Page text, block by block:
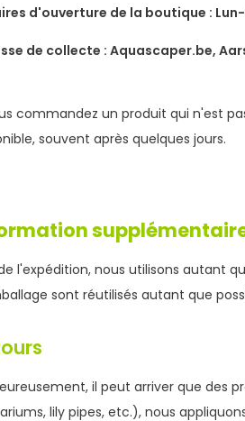
d'ouverture de la boutique :
de collecte : Aquascaper.be,
commandez un produit qui n'est
souvent après quelques jours.
l'expédition, nous utilisons autant
sont réutilisés autant que
il peut arriver que des
lily pipes, etc.), nous